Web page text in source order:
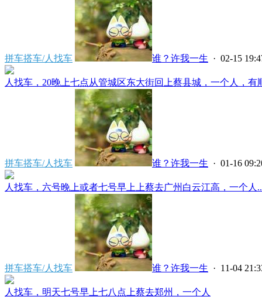
拼车搭车/人找车 谁？许我一生 · 02-15
人找车，20晚上七点从管城区东大街回上蔡县城，一个人，有
拼车搭车/人找车 谁？许我一生 · 01-16
人找车，六号晚上或者七号早上上蔡去广州白云江高，一个人
拼车搭车/人找车 谁？许我一生 · 11-04
人找车，明天七号早上七八点上蔡去郑州，一个人